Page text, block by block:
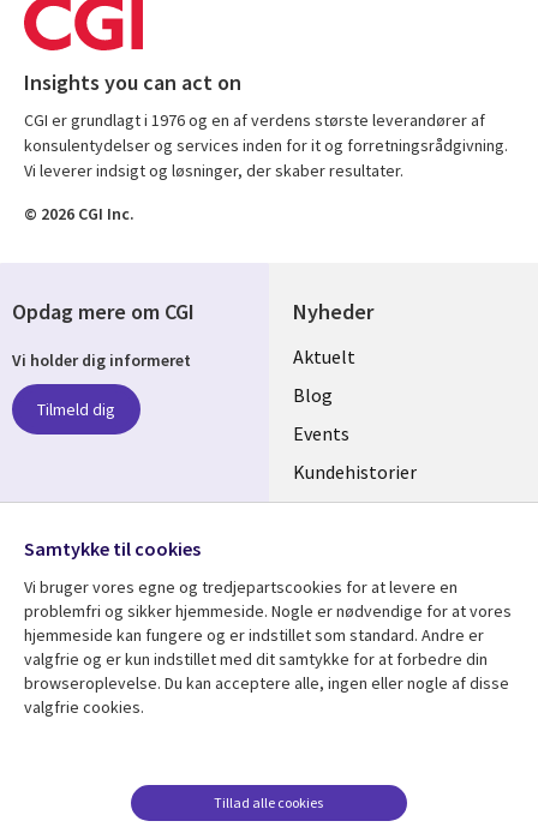
Insights you can act on
CGI er grundlagt i 1976 og en af verdens største leverandører af
konsulentydelser og services inden for it og forretningsrådgivning.
Vi leverer indsigt og løsninger, der skaber resultater.
© 2026 CGI Inc.
Nyheder
Useful
links
DENMARK
Aktuelt
Blog
Events
Kundehistorier
Videoer
Se mere
Library
DENMARK
Artikler
Support
Accessibility
Opdag mere om CGI
Vi holder dig informeret
Tilmeld dig
Media
DENMARK
Samtykke til cookies
Vi bruger vores egne og tredjepartscookies for at levere en
problemfri og sikker hjemmeside. Nogle er nødvendige for at vores
hjemmeside kan fungere og er indstillet som standard. Andre er
valgfrie og er kun indstillet med dit samtykke for at forbedre din
browseroplevelse. Du kan acceptere alle, ingen eller nogle af disse
valgfrie cookies.
Tillad alle cookies